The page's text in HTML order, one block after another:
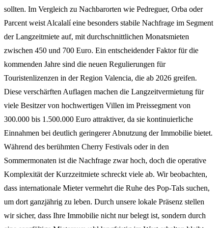
sollten. Im Vergleich zu Nachbarorten wie Pedreguer, Orba oder
Parcent weist Alcalalí eine besonders stabile Nachfrage im Segment
der Langzeitmiete auf, mit durchschnittlichen Monatsmieten
zwischen 450 und 700 Euro. Ein entscheidender Faktor für die
kommenden Jahre sind die neuen Regulierungen für
Touristenlizenzen in der Region Valencia, die ab 2026 greifen.
Diese verschärften Auflagen machen die Langzeitvermietung für
viele Besitzer von hochwertigen Villen im Preissegment von
300.000 bis 1.500.000 Euro attraktiver, da sie kontinuierliche
Einnahmen bei deutlich geringerer Abnutzung der Immobilie bietet.
Während des berühmten Cherry Festivals oder in den
Sommermonaten ist die Nachfrage zwar hoch, doch die operative
Komplexität der Kurzzeitmiete schreckt viele ab. Wir beobachten,
dass internationale Mieter vermehrt die Ruhe des Pop-Tals suchen,
um dort ganzjährig zu leben. Durch unsere lokale Präsenz stellen
wir sicher, dass Ihre Immobilie nicht nur belegt ist, sondern durch